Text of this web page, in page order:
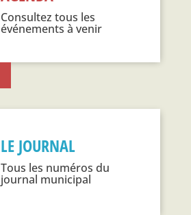
Consultez tous les
événements à venir
LE JOURNAL
Tous les numéros du
journal municipal